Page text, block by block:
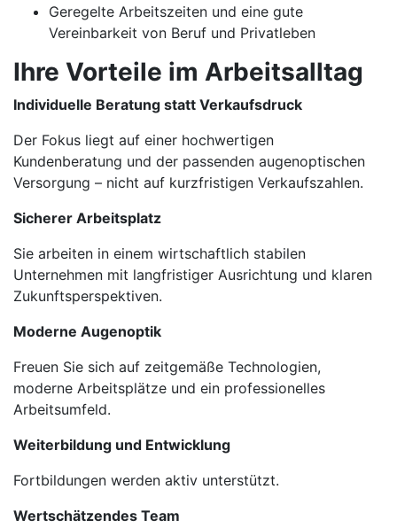
Geregelte Arbeitszeiten und eine gute
Vereinbarkeit von Beruf und Privatleben
Ihre Vorteile im Arbeitsalltag
Individuelle Beratung statt Verkaufsdruck
Der Fokus liegt auf einer hochwertigen
Kundenberatung und der passenden augenoptischen
Versorgung – nicht auf kurzfristigen Verkaufszahlen.
Sicherer Arbeitsplatz
Sie arbeiten in einem wirtschaftlich stabilen
Unternehmen mit langfristiger Ausrichtung und klaren
Zukunftsperspektiven.
Moderne Augenoptik
Freuen Sie sich auf zeitgemäße Technologien,
moderne Arbeitsplätze und ein professionelles
Arbeitsumfeld.
Weiterbildung und Entwicklung
Fortbildungen werden aktiv unterstützt.
Wertschätzendes Team